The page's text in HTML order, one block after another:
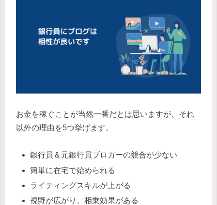
お金を稼ぐことが当然一番だとは思いますが、それ
以外の理由を5つ挙げます。
銀行員＆元銀行員ブロガーの競合が少ない
簡単に在宅で始められる
ライティングスキルが上がる
視野が広がり、相乗効果がある